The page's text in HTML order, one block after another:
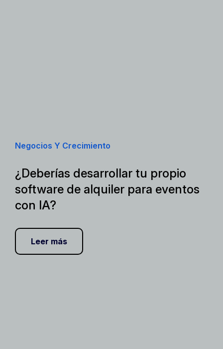
Negocios Y Crecimiento
¿Deberías desarrollar tu propio
software de alquiler para eventos
con IA?
Leer más